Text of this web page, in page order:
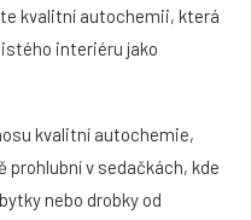
kvalitní autochemii, která
interiéru jako
kvalitní autochemie,
v sedačkách, kde
nebo drobky od